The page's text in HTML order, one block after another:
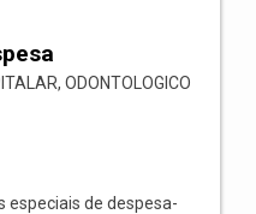
ODONTOLOGICO
especiais de despesa-